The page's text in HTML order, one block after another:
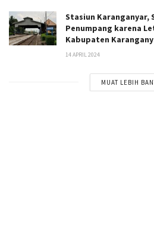
Stasiun Karanganyar,
Penumpang karena
Kabupaten
14 APRIL 2024
MUAT LEBIH